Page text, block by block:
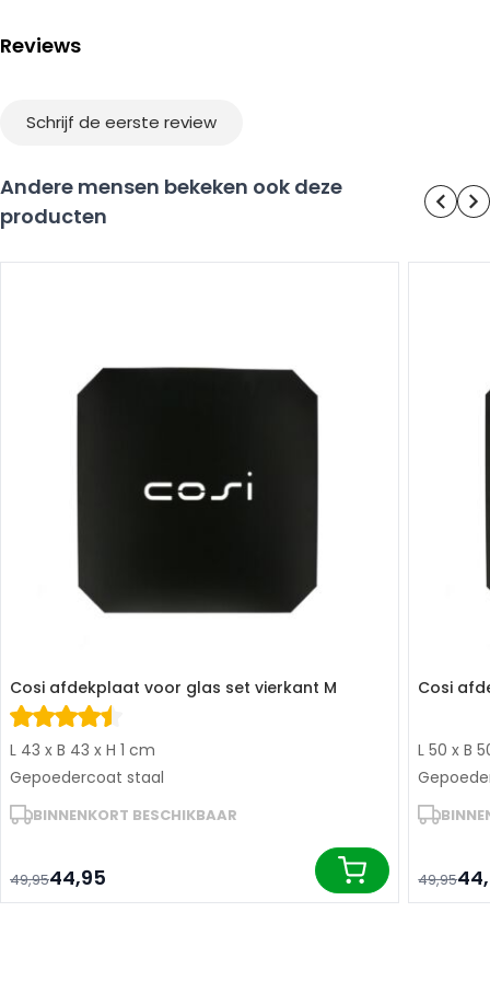
Reviews
Schrijf de eerste review
Andere mensen bekeken ook deze
producten
Cosi afdekplaat voor glas set vierkant M
L 43 x B 43 x H 1 cm
Gepoedercoat staal
BINNENKORT BESCHIKBAAR
44,95
49,95 In winkelwagen
Cosi
L 50 x B
49,95